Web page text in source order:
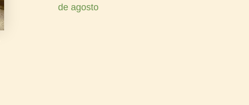
de agosto